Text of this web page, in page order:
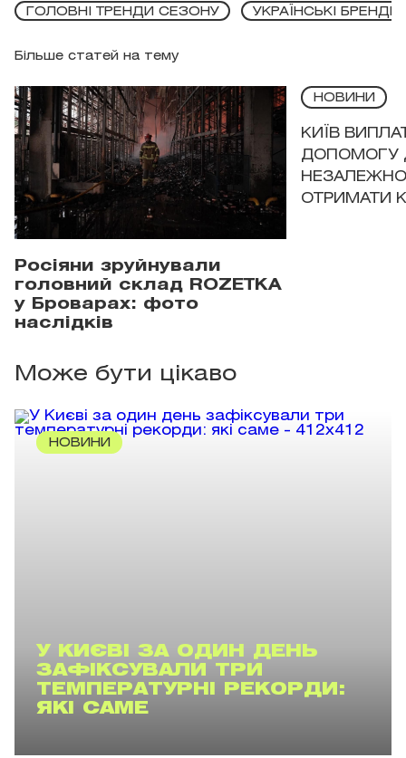
Більше статей на тему
ГОЛОВНІ ТРЕНДИ СЕЗОНУ УКРАЇНСЬКІ БРЕНДИ
Росіяни зруйнували
головний склад ROZETKA
у Броварах: фото
наслідків
НОВИНИ
КИЇВ
ДОПОМОГУ
ОТРИМАТИ
Може бути цікаво
НОВИНИ
У КИЄВІ ЗА ОДИН ДЕНЬ
ЗАФІКСУВАЛИ ТРИ
ТЕМПЕРАТУРНІ РЕКОРДИ:
ЯКІ САМЕ